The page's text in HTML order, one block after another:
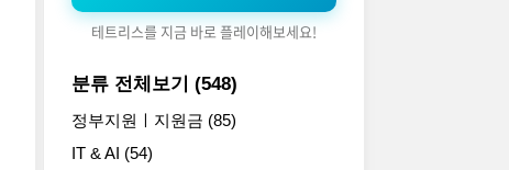
테트리스를 지금 바로 플레이해보세요!
분류 전체보기(548)
정부지원ㅣ지원금 (85)
IT & AI (54)